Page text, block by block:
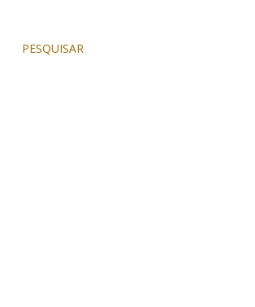
PESQUISAR